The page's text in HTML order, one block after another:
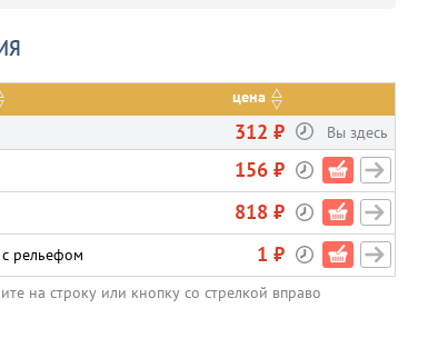
цена
312 ₽
Вы здесь
156 ₽
818 ₽
рельефом 1 ₽
на строку или кнопку со стрелкой вправо